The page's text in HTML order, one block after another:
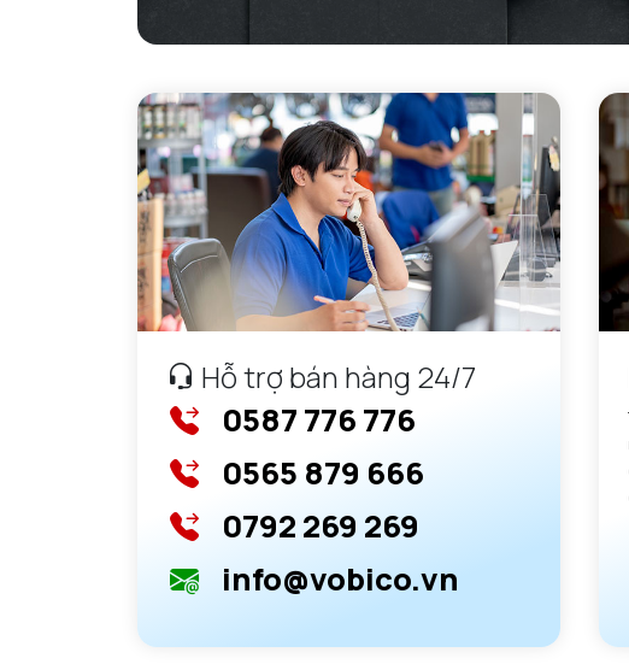
GỐI ĐỠ 2 NỬA NTN
PHỤ KIỆN NTN
MÁY GIA NHIỆT NTN
Hỗ trợ bán hàng 24/7
0587 776 776
0565 879 666
0792 269 269
info@vobico.vn